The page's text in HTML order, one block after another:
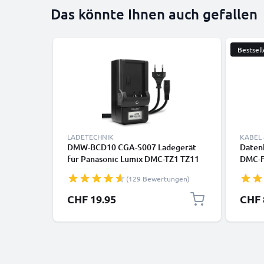
Das könnte Ihnen auch gefallen
LADETECHNIK
DMW-BCD10 CGA-S007 Ladegerät
für Panasonic Lumix DMC-TZ1 TZ11
CELLONIC
(129 Bewertungen)
CHF 19.95
KABEL
DMC-
GM5,
TZ5,
SZ10,
CHF